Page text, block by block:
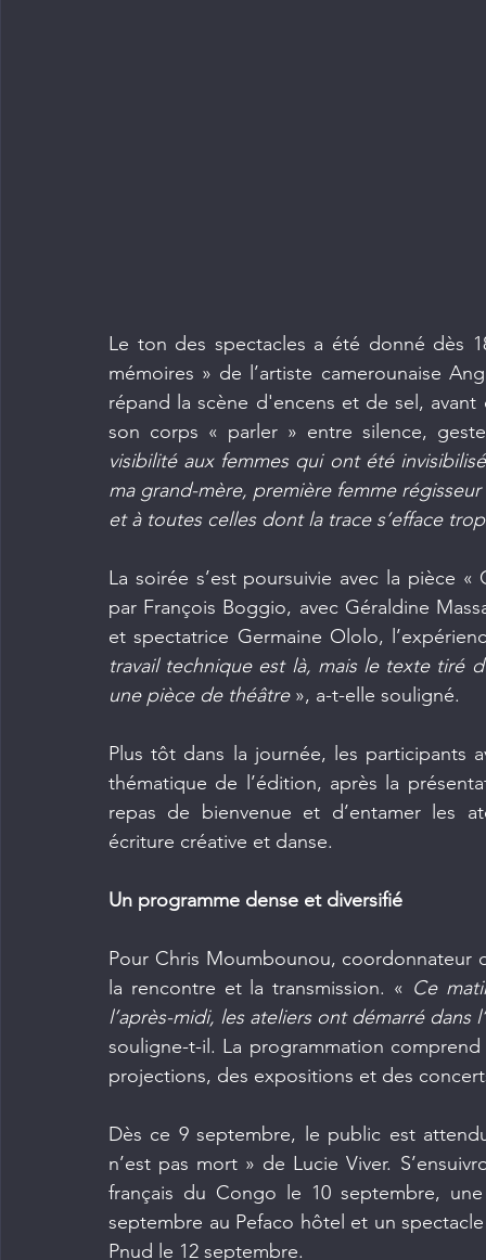
Le ton des spectacles a été donné dès
mémoires » de l’artiste camerounaise
répand la scène d'encens et de sel,
son corps « parler » entre silence,
visibilité aux femmes qui ont été
ma grand-mère, première femme
et à toutes celles dont la trace s’efface
La soirée s’est poursuivie avec la pièce «
par François Boggio, avec Géraldine
et spectatrice Germaine Ololo,
travail technique est là, mais le texte tiré
une pièce de théâtre », a-t-elle souligné.
Plus tôt dans la journée, les participants
thématique de l’édition, après la
repas de bienvenue et d’entamer les
écriture créative et danse.
Un programme dense et diversifié
Pour Chris Moumbounou, coordonnateur
la rencontre et la transmission. « Ce
l’après-midi, les ateliers ont démarré
souligne-t-il. La programmation
projections, des expositions et des
Dès ce 9 septembre, le public est
n’est pas mort » de Lucie Viver.
français du Congo le 10 septembre,
septembre au Pefaco hôtel et un
Pnud le 12 septembre.